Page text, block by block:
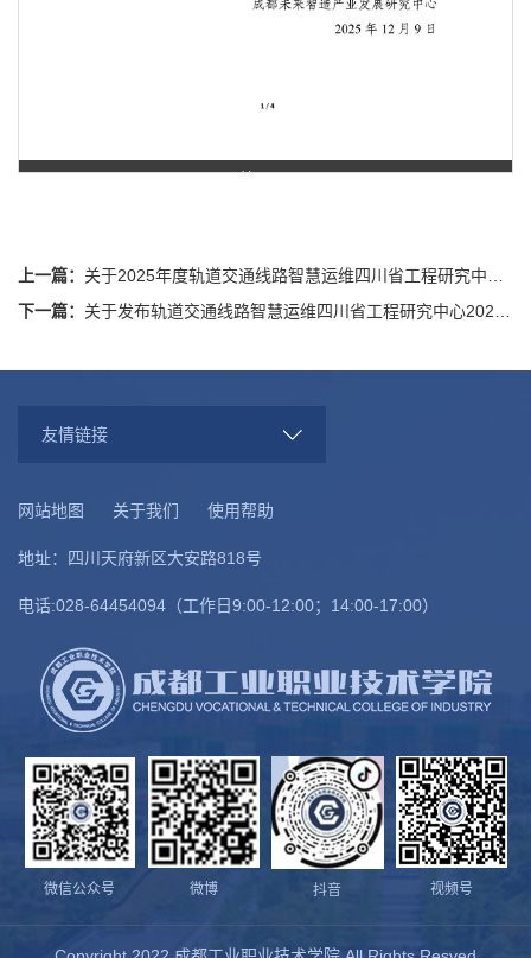
第 1 页
上一篇： 关于2025年度轨道交通线路智慧运维四川省工程研究中心开放课题拟立项名单的公示
下一篇： 关于发布轨道交通线路智慧运维四川省工程研究中心2025年开放课题指南及组织申报工作的通知
友情链接
网站地图 关于我们 使用帮助
地址：四川天府新区大安路818号
电话:028-64454094（工作日9:00-12:00；14:00-17:00）
微信公众号 微博 抖音 视频号